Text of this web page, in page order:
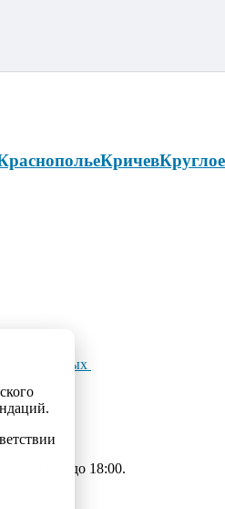
КричевКруглое
данных
с 09:00 до 18:00.